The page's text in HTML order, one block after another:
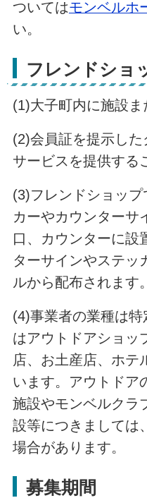
ついてはモンベルホ
い。
フレンドショ
(1)大子町内に施設
(2)会員証を提示し
サービスを提供する
(3)フレンドショッ
カーやカウンターサ
口、カウンターに設
ターサインやステッ
ルから配布されます
(4)事業者の業種は
はアウトドアショッ
店、お土産店、ホテ
います。アウトドア
施設やモンベルクラ
設等につきましては
場合があります。
募集期間